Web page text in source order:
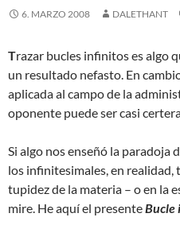
6. MARZO 2008 DALETHANT
Trazar bucles infinitos es algo
un resultado nefasto. En
aplicada al campo de la
oponente puede ser casi
Si algo nos enseñó la paradoja
los infinitesimales, en
tupidez de la materia – o en la
mire. He aquí el presenteBucle